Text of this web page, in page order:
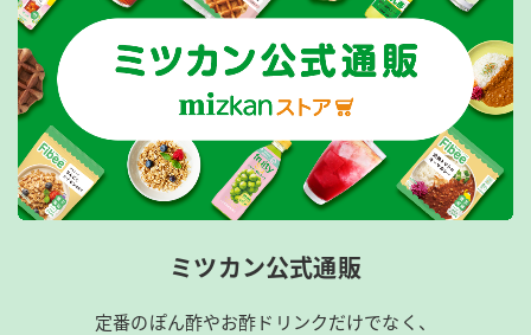
ミツカン公式通販
定番のぽん酢やお酢ドリンクだけでなく、